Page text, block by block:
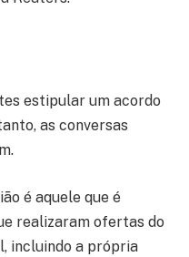
estipular um acordo
as conversas
é aquele que é
realizaram ofertas do
incluindo a própria